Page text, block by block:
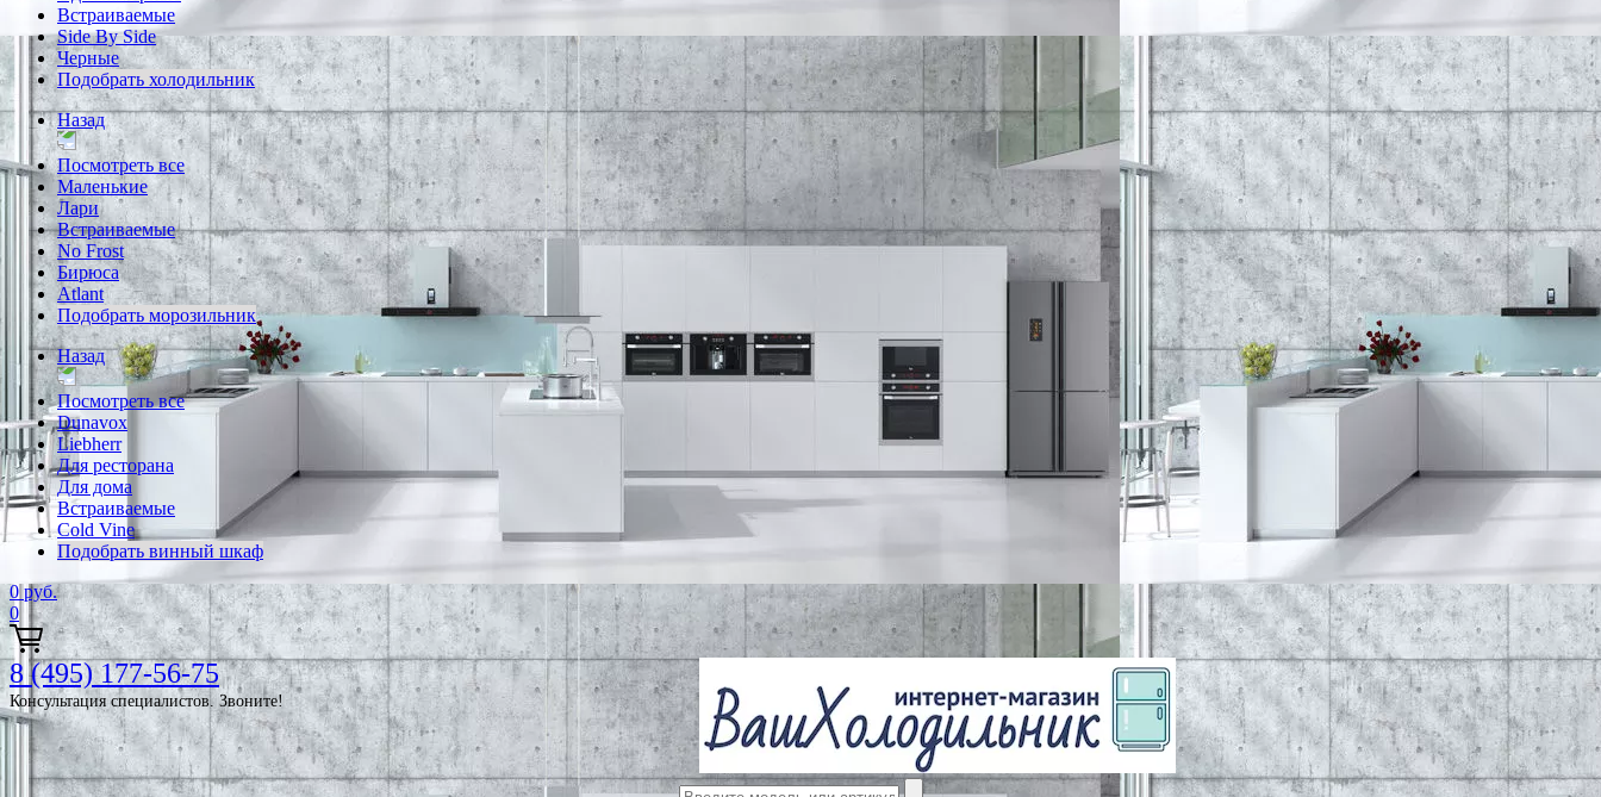
Встраиваемые
Side By Side
Черные
Подобрать холодильник
Назад
Посмотреть все
Маленькие
Лари
Встраиваемые
No Frost
Бирюса
Atlant
Подобрать морозильник
Назад
Посмотреть все
Dunavox
Liebherr
Для ресторана
Для дома
Встраиваемые
Cold Vine
Подобрать винный шкаф
0 руб.
0
8 (495) 177-56-75
Консультация специалистов. Звоните!